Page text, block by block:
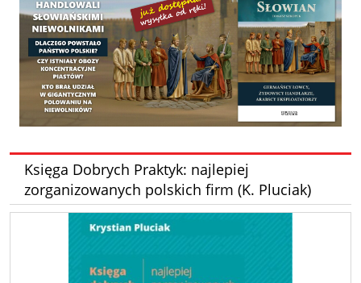
Księga Dobrych Praktyk: najlepiej
zorganizowanych polskich firm (K. Pluciak)